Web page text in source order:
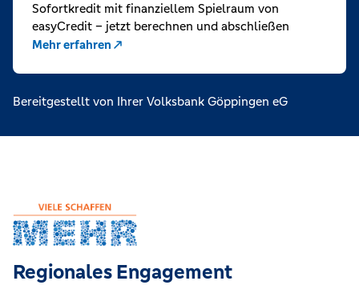
Sofortkredit mit finanziellem Spielraum von
easyCredit – jetzt berechnen und abschließen
Mehr erfahren
Bereitgestellt von Ihrer Volksbank Göppingen eG
Regionales Engagement